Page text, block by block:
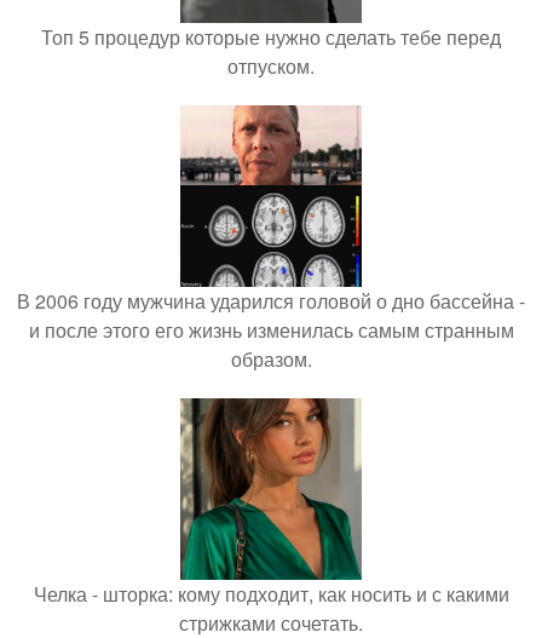
Топ 5 процедур которые нужно сделать тебе перед
отпуском.
В 2006 году мужчина ударился головой о дно бассейна -
и после этого его жизнь изменилась самым странным
образом.
Челка - шторка: кому подходит, как носить и с какими
стрижками сочетать.